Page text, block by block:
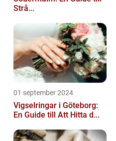
Strå...
01 september 2024
Vigselringar i Göteborg:
En Guide till Att Hitta d...